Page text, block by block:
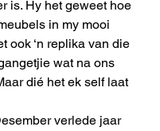
is. Hy het geweet hoe
in my mooi
ook ‘n replika van die
wat na ons
dié het ek self laat
verlede jaar